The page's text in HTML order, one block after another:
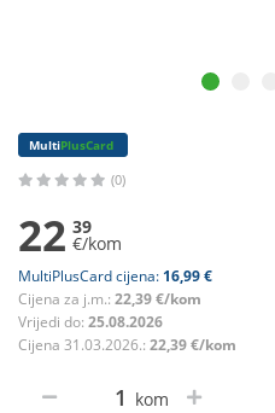
MultiPlusCard
(0)
22 39
€/kom
MultiPlusCard cijena: 16,99 €
Cijena za j.m.: 22,39 €/kom
Vrijedi do: 25.08.2026
Cijena 31.03.2026.: 22,39 €/kom
kom